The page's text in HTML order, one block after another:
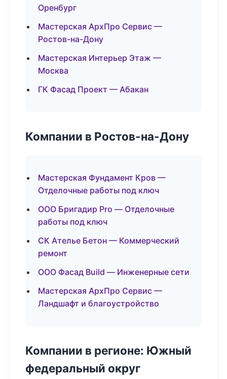
Оренбург
Мастерская АрхПро Сервис —
Ростов-на-Дону
Мастерская Интерьер Этаж —
Москва
ГК Фасад Проект — Абакан
Компании в Ростов-на-Дону
Мастерская Фундамент Кров —
Отделочные работы под ключ
ООО Бригадир Pro — Отделочные
работы под ключ
СК Ателье Бетон — Коммерческий
ремонт
ООО Фасад Build — Инженерные сети
Мастерская АрхПро Сервис —
Ландшафт и благоустройство
Компании в регионе: Южный
федеральный округ